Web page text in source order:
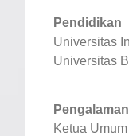
Pendidikan
Universitas
Universitas
Ketua